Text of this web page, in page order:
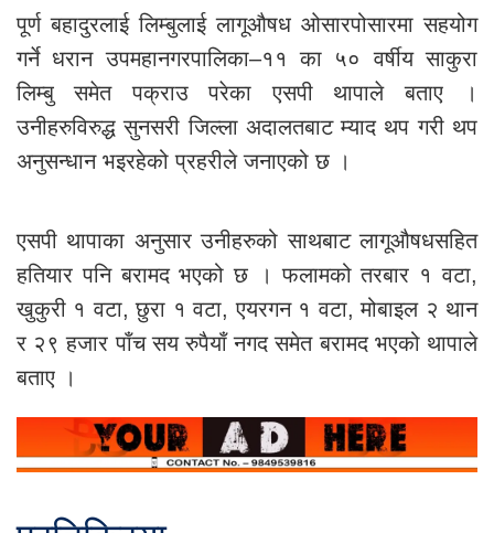
पूर्ण बहादुरलाई लिम्बुलाई लागूऔषध ओसारपोसारमा सहयोग
गर्ने धरान उपमहानगरपालिका–११ का ५० वर्षीय साकुरा
लिम्बु समेत पक्राउ परेका एसपी थापाले बताए ।
उनीहरुविरुद्ध सुनसरी जिल्ला अदालतबाट म्याद थप गरी थप
अनुसन्धान भइरहेको प्रहरीले जनाएको छ ।
एसपी थापाका अनुसार उनीहरुको साथबाट लागूऔषधसहित
हतियार पनि बरामद भएको छ । फलामको तरबार १ वटा,
खुकुरी १ वटा, छुरा १ वटा, एयरगन १ वटा, मोबाइल २ थान
र २९ हजार पाँच सय रुपैयाँ नगद समेत बरामद भएको थापाले
बताए ।